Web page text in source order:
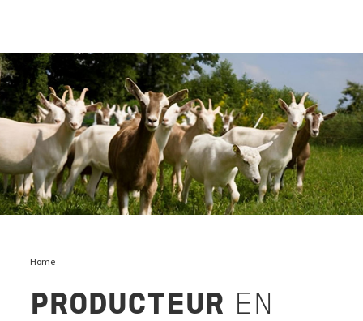
Producteurs agriculteurs bio
Home
PRODUCTEUR
EN